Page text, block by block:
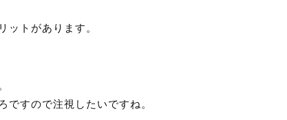
トがあります。
すので注視したいですね。